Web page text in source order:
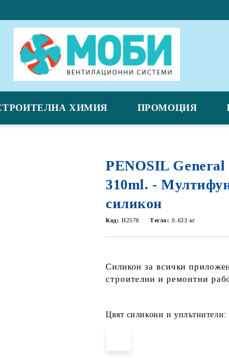
ХИМИЯ ПРОМОЦИЯ
PENOSIL General
310ml. -
силикон
Код: H2578 Тегло: 0.633 кг
Силикон за всички
строителни и ремонтни
Цвят силикони и уплътнители: